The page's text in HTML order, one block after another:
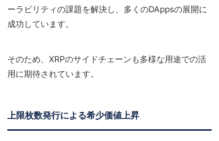
ーラビリティの課題を解決し、多くのDAppsの展開に
成功しています。
そのため、XRPのサイドチェーンも多様な用途での活
用に期待されています。
上限枚数発行による希少価値上昇